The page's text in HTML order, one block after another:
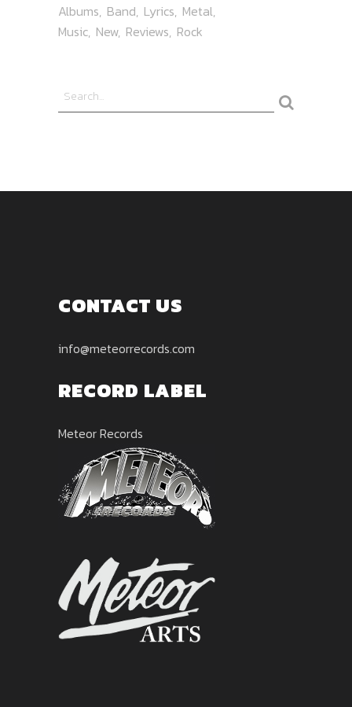
Albums Band Lyrics Metal
Music New Reviews Rock
CONTACT US
info@meteorrecords.com
RECORD LABEL
Meteor Records